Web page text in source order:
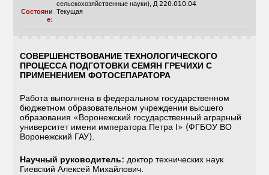
сельскохозяйственные науки), Д 220.010.04
Состояни
е:
Текущая
СОВЕРШЕНСТВОВАНИЕ ТЕХНОЛОГИЧЕСКОГО
ПРОЦЕССА ПОДГОТОВКИ СЕМЯН ГРЕЧИХИ С
ПРИМЕНЕНИЕМ ФОТОСЕПАРАТОРА
Работа выполнена в федеральном государственном
бюджетном образовательном учреждении высшего
образования «Воронежский государственный аграрный
университет имени императора Петра I» (ФГБОУ ВО
Воронежский ГАУ).
Научный руководитель: доктор технических наук
Гиевский Алексей Михайлович.